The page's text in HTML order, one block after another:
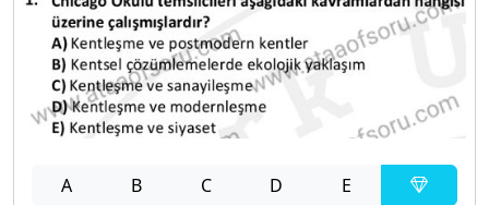
A B C D E